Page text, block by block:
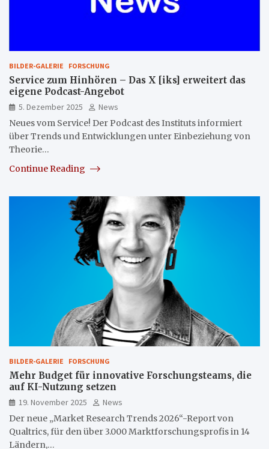
BILDER-GALERIE FORSCHUNG
Service zum Hinhören – Das X [iks] erweitert das
eigene Podcast-Angebot
5. Dezember 2025
News
Neues vom Service! Der Podcast des Instituts informiert
über Trends und Entwicklungen unter Einbeziehung von
Theorie…
Continue Reading
BILDER-GALERIE FORSCHUNG
Mehr Budget für innovative Forschungsteams, die
auf KI-Nutzung setzen
19. November 2025
News
Der neue „Market Research Trends 2026“-Report von
Qualtrics, für den über 3.000 Marktforschungsprofis in 14
Ländern,…